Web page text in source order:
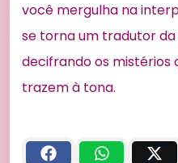
você mergulha na
se torna um tradutor da
decifrando os mistérios
trazem à tona.